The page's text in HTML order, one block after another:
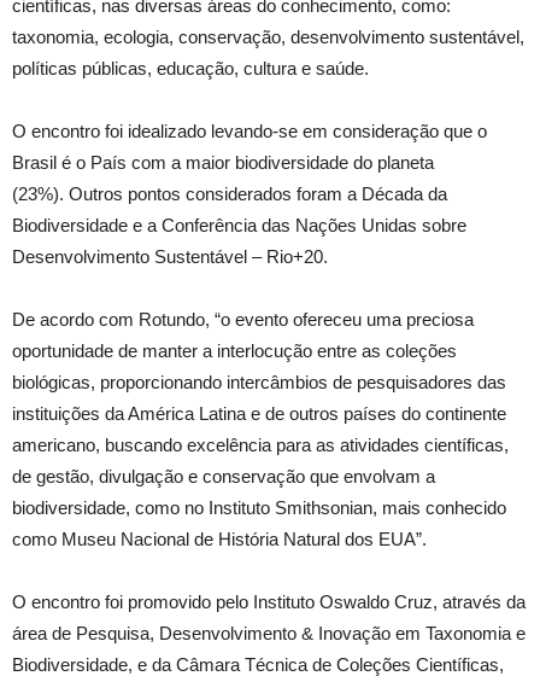
científicas, nas diversas áreas do conhecimento, como:
taxonomia, ecologia, conservação, desenvolvimento sustentável,
políticas públicas, educação, cultura e saúde.
O encontro foi idealizado levando-se em consideração que o
Brasil é o País com a maior biodiversidade do planeta
(23%). Outros pontos considerados foram a Década da
Biodiversidade e a Conferência das Nações Unidas sobre
Desenvolvimento Sustentável – Rio+20.
De acordo com Rotundo, “o evento ofereceu uma preciosa
oportunidade de manter a interlocução entre as coleções
biológicas, proporcionando intercâmbios de pesquisadores das
instituições da América Latina e de outros países do continente
americano, buscando excelência para as atividades científicas,
de gestão, divulgação e conservação que envolvam a
biodiversidade, como no Instituto Smithsonian, mais conhecido
como Museu Nacional de História Natural dos EUA”.
O encontro foi promovido pelo Instituto Oswaldo Cruz, através da
área de Pesquisa, Desenvolvimento & Inovação em Taxonomia e
Biodiversidade, e da Câmara Técnica de Coleções Científicas,